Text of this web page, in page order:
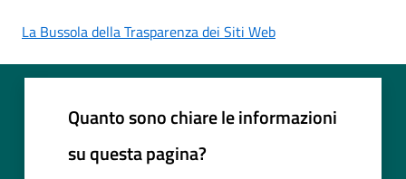
La Bussola della Trasparenza dei Siti Web
Quanto sono chiare le informazioni
su questa pagina?